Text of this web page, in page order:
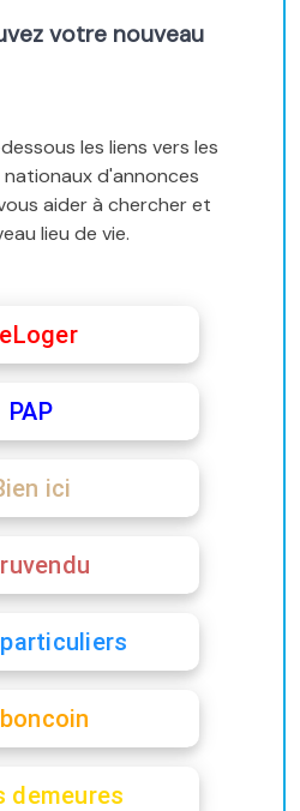
votre nouveau
les liens vers les
d'annonces
aider à chercher et
lieu de vie.
PAP
ici
demeures